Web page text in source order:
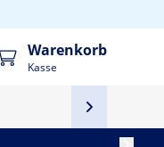
Warenkorb
Kasse